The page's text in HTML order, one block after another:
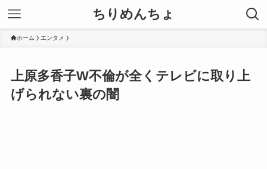
ちりめんちょ
ホーム エンタメ
上原多香子W不倫が全くテレビに取り上
げられない裏の闇